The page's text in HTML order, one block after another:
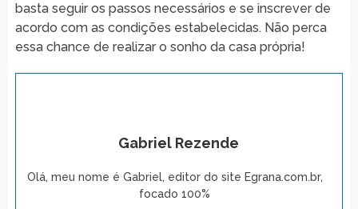
basta seguir os passos necessários e se inscrever de
acordo com as condições estabelecidas. Não perca
essa chance de realizar o sonho da casa própria!
Gabriel Rezende
Olá, meu nome é Gabriel, editor do site Egrana.com.br,
focado 100%